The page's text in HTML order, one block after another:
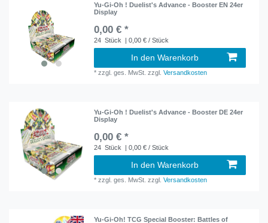
Yu-Gi-Oh ! Duelist's Advance - Booster EN 24er
Display
0,00 € *
24 Stück | 0,00 € / Stück
In den Warenkorb
*zzgl. ges. MwSt. zzgl.Versandkosten
Yu-Gi-Oh ! Duelist's Advance - Booster DE 24er
Display
0,00 € *
24 Stück | 0,00 € / Stück
In den Warenkorb
*zzgl. ges. MwSt. zzgl.Versandkosten
Yu-Gi-Oh! TCG Special Booster: Battles of